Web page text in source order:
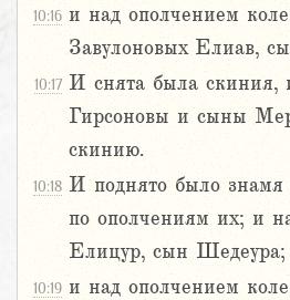
10:16 и над ополчением
Завулоновых Елиав,
10:17 И снята была
Гирсоновы и сыны
скинию.
10:18 И поднято было знамя
по ополчениям их; и
Елицур, сын Шедеура;
10:19 и над ополчением